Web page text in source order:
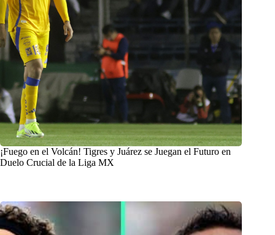
¡Fuego en el Volcán! Tigres y Juárez se Juegan el Futuro en
Duelo Crucial de la Liga MX